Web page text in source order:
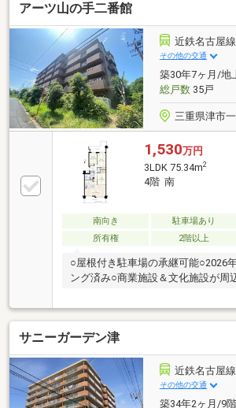
アーツ山の手二番館
近鉄名古屋
その他の交通
築30年7ヶ月/地
総戸数35戸
三重県津市
1,530万円
3LDK 75.34m2
4階 南
南向き 駐車場あり
所有権
2階以上
○屋根付き駐車場の承継可能○2026
ング済み○商業施設＆文化施設が周
サニーガーデン津
近鉄名古屋
その他の交通
築34年2ヶ月/9